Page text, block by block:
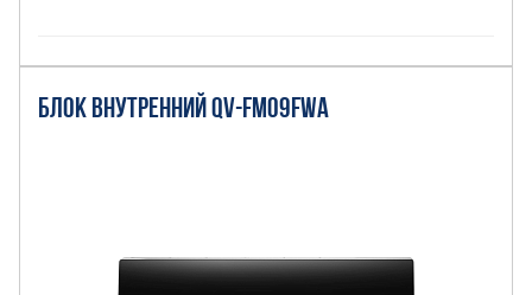
БЛОК ВНУТРЕННИЙ QV-FM09FWA